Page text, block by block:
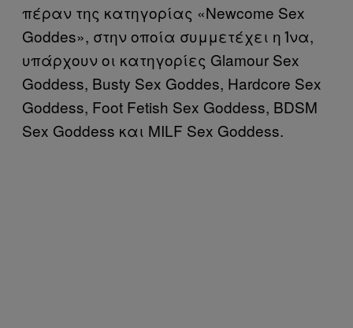
πέραν της κατηγορίας «Newcome Sex
Goddes», στην οποία συμμετέχει η Ίνα,
υπάρχουν οι κατηγορίες Glamour Sex
Goddess, Busty Sex Goddes, Hardcore Sex
Goddess, Foot Fetish Sex Goddess, BDSM
Sex Goddess και MILF Sex Goddess.